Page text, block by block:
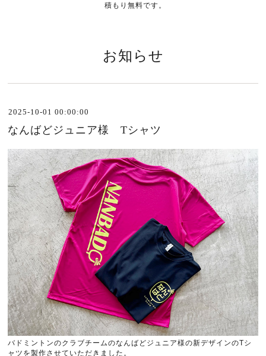
積もり無料です。
お知らせ
2025-10-01 00:00:00
なんばどジュニア様 Tシャツ
バドミントンのクラブチームのなんばどジュニア様の新デザインのTシ
ャツを製作させていただきました。